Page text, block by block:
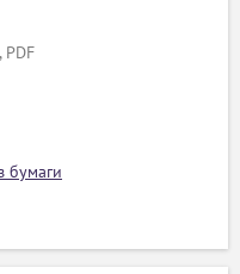
бумаги